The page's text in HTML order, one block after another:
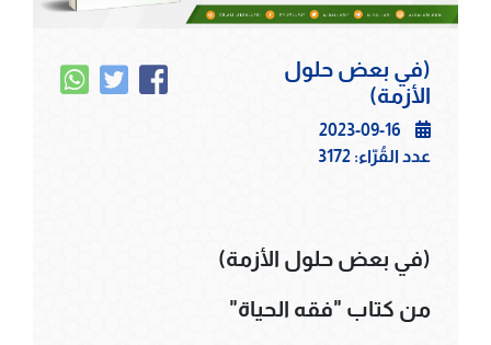
(في بعض حلول
الأزمة)
2023-09-16
عدد القُرّاء: 3172
(في بعض حلول الأزمة)
من كتاب "فقه الحياة"